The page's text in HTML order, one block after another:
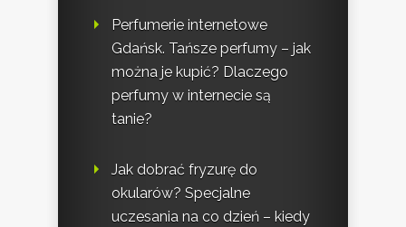
Perfumerie internetowe
Gdańsk. Tańsze perfumy – jak
można je kupić? Dlaczego
perfumy w internecie są
tanie?
Jak dobrać fryzurę do
okularów? Specjalne
uczesania na co dzień – kiedy